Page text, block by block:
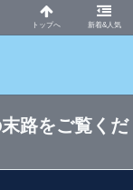
新着&人気
VIP
路をご覧くだ